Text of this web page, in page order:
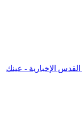
الإخبارية - عينك